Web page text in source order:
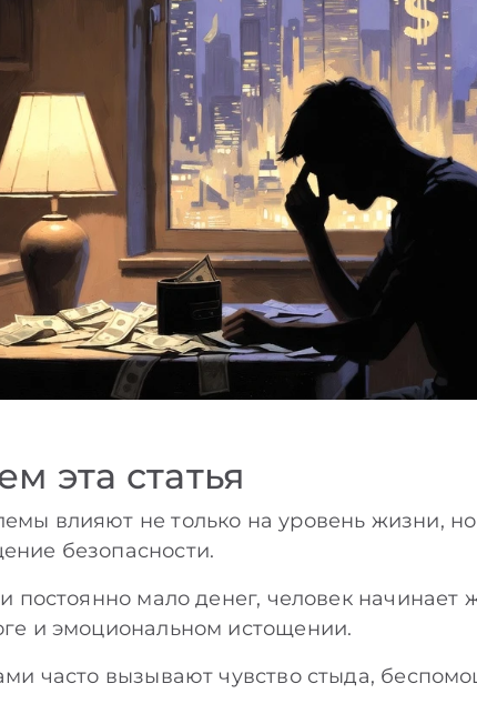
эта статья
влияют не только на уровень жизни, но
безопасности.
постоянно мало денег, человек начинает
и эмоциональном истощении.
часто вызывают чувство стыда,